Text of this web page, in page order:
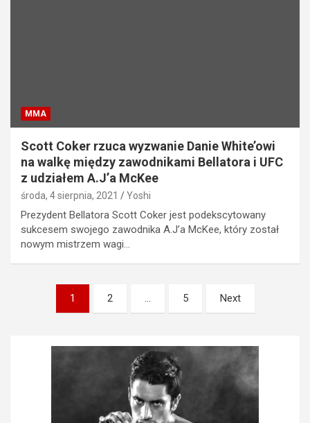
MMA
Scott Coker rzuca wyzwanie Danie White’owi
na walkę między zawodnikami Bellatora i UFC
z udziałem A.J’a McKee
środa, 4 sierpnia, 2021 Yoshi
Prezydent Bellatora Scott Coker jest podekscytowany
sukcesem swojego zawodnika A.J’a McKee, który został
nowym mistrzem wagi…
Stronicowanie
wpisów
1 2 … 5 Next